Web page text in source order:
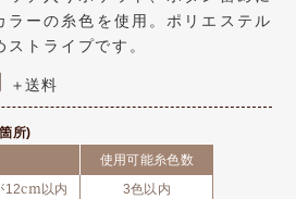
ラーの糸色を使用。ポリエステル
トライプです。
＋送料
所)
使用可能糸色数
12cm以内
3色以内